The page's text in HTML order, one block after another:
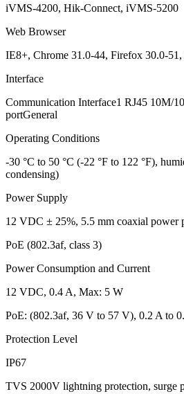
iVMS-4200, Hik-Connect, iVMS-5200
Web Browser
IE8+, Chrome 31.0-44, Firefox 30.0-
Interface
Communication Interface1 RJ45 10M/
portGeneral
Operating Conditions
-30 °C to 50 °C (-22 °F to 122 °F),
condensing)
Power Supply
12 VDC ± 25%, 5.5 mm coaxial power
PoE (802.3af, class 3)
Power Consumption and Current
12 VDC, 0.4 A, Max: 5 W
PoE: (802.3af, 36 V to 57 V), 0.2 A to
Protection Level
IP67
TVS 2000V lightning protection, surge